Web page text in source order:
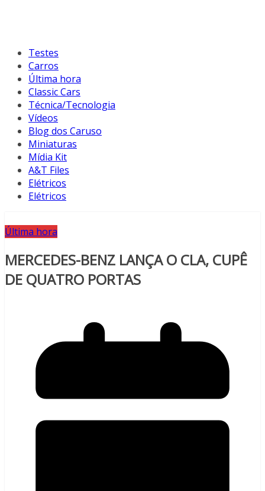
Testes
Carros
Última hora
Classic Cars
Técnica/Tecnologia
Vídeos
Blog dos Caruso
Miniaturas
Mídia Kit
A&T Files
Elétricos
Elétricos
Última hora
MERCEDES-BENZ LANÇA O CLA, CUPÊ
DE QUATRO PORTAS